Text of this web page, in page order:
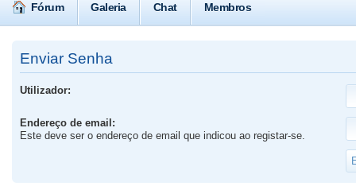
Fórum Galeria Chat Membros
Enviar Senha
Utilizador:
Endereço de email:
Este deve ser o endereço de email que indicou ao registar-se.